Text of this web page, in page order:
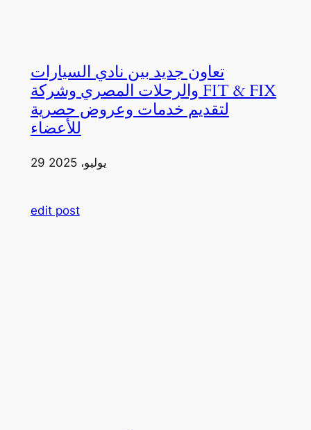
تعاون جديد بين نادي السيارات
والرحلات المصري وشركة FIT & FIX
لتقديم خدمات وعروض حصرية
للأعضاء
29 يوليو، 2025
edit post